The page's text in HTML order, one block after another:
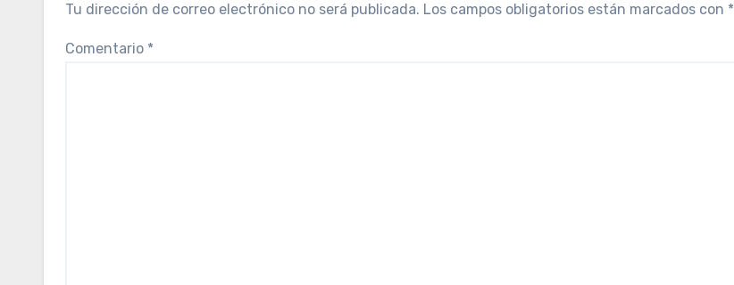
Tu dirección de correo electrónico no será publicada. Los campos obligatorios están marcados con *
Comentario *